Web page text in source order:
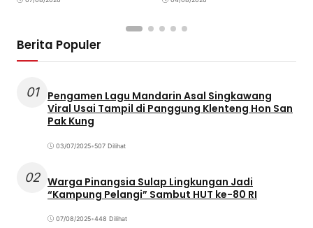
Berita Populer
01
Pengamen Lagu Mandarin Asal Singkawang
Viral Usai Tampil di Panggung Klenteng Hon San
Pak Kung
03/07/2025•507 Dilihat
02 Warga Pinangsia Sulap Lingkungan Jadi
“Kampung Pelangi” Sambut HUT ke-80 RI
07/08/2025•448 Dilihat